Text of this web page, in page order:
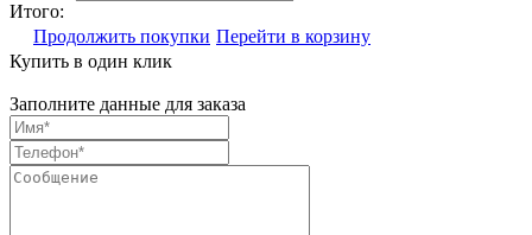
Итого:
Продолжить покупки Перейти в корзину
Купить в один клик
Заполните данные для заказа